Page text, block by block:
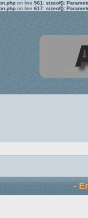
on line 561 : sizeof():
on line 617: sizeof():
-